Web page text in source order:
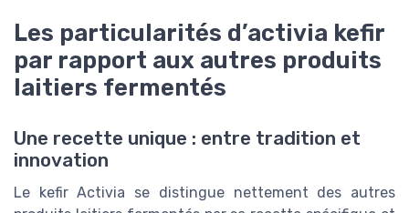
Les particularités d’activia kefir
par rapport aux autres produits
laitiers fermentés
Une recette unique : entre tradition et
innovation
Le kefir Activia se distingue nettement des autres